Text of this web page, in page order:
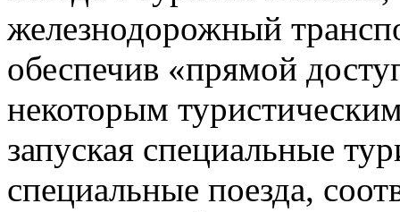
железнодорожный
обеспечив «прямой
некоторым
запуская специальные
специальные поезда,